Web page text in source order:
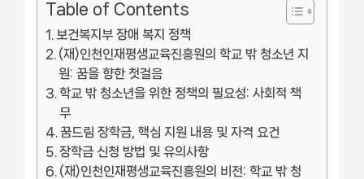
Table of Contents
보건복지부 장애 복지 정책
(재)인천인재평생교육진흥원의 학교 밖 청소년 지
원: 꿈을 향한 첫걸음
학교 밖 청소년을 위한 정책의 필요성: 사회적 책
무
꿈드림 장학금, 핵심 지원 내용 및 자격 요건
장학금 신청 방법 및 유의사항
(재)인천인재평생교육진흥원의 비전: 학교 밖 청